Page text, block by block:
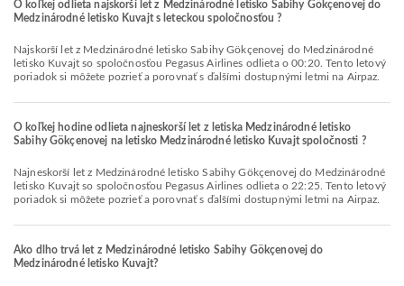
O koľkej odlieta najskorší let z Medzinárodné letisko Sabihy Gökçenovej do
Medzinárodné letisko Kuvajt s leteckou spoločnosťou ?
Najskorší let z Medzinárodné letisko Sabihy Gökçenovej do Medzinárodné
letisko Kuvajt so spoločnosťou Pegasus Airlines odlieta o 00:20. Tento letový
poriadok si môžete pozrieť a porovnať s ďalšími dostupnými letmi na Airpaz.
O koľkej hodine odlieta najneskorší let z letiska Medzinárodné letisko
Sabihy Gökçenovej na letisko Medzinárodné letisko Kuvajt spoločnosti ?
Najneskorší let z Medzinárodné letisko Sabihy Gökçenovej do Medzinárodné
letisko Kuvajt so spoločnosťou Pegasus Airlines odlieta o 22:25. Tento letový
poriadok si môžete pozrieť a porovnať s ďalšími dostupnými letmi na Airpaz.
Ako dlho trvá let z Medzinárodné letisko Sabihy Gökçenovej do
Medzinárodné letisko Kuvajt?